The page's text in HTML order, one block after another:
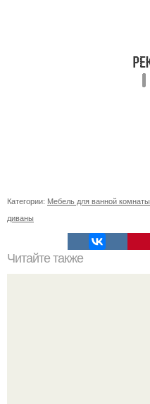
Категории: Мебель для ванной комнаты
диваны
Читайте также